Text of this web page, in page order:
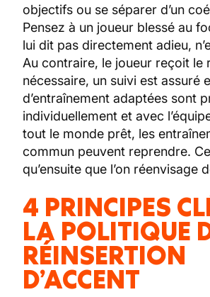
objectifs ou se séparer d’un
Pensez à un joueur blessé au
lui dit pas directement adieu,
Au contraire, le joueur reçoit le
nécessaire, un suivi est assuré
d’entraînement adaptées sont
individuellement et avec
tout le monde prêt, les
commun peuvent reprendre. Ce
qu’ensuite que l’on réenvisage
4 PRINCIPES
LA POLITIQUE
RÉINSERTION
D’ACCENT